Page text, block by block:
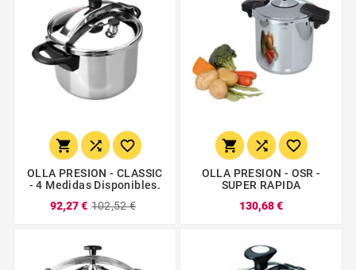
  
OLLA PRESION - CLASSIC
- 4 Medidas Disponibles.
92,27 € 102,52 €
  
OLLA PRESION - OSR -
SUPER RAPIDA
130,68 €